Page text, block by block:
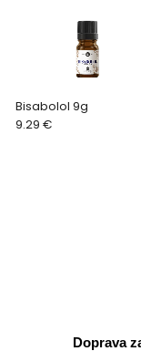
Bisabolol 9g
9.29 €
Doprava